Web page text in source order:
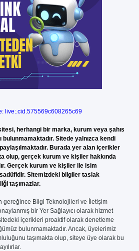
live:.cid.575569c608265c69
herhangi bir marka, kurum veya şahıs
bulunmamaktadır. Sitede yalnızca kendi
paylaşılmaktadır. Burada yer alan içerikler
olup, gerçek kurum ve kişiler hakkında
Gerçek kurum ve kişiler ile isim
Sitemizdeki bilgiler taslak
taşımazlar.
gereğince Bilgi Teknolojileri ve İletişim
bir Yer Sağlayıcı olarak hizmet
içerikleri proaktif olarak denetleme
bulunmamaktadır. Ancak, üyelerimiz
taşımakta olup, siteye üye olarak bu